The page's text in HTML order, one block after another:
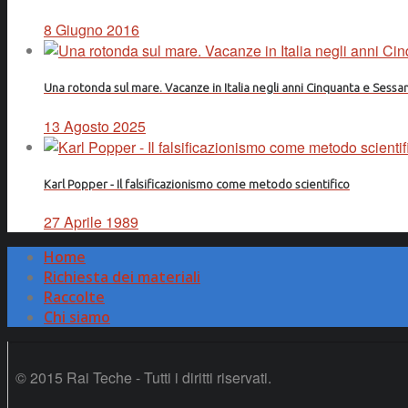
8 Giugno 2016
Una rotonda sul mare. Vacanze in Italia negli anni Cinquanta e
13 Agosto 2025
Karl Popper - Il falsificazionismo come metodo scientifico
27 Aprile 1989
Home
Richiesta dei materiali
Raccolte
Chi siamo
© 2015 Rai Teche - Tutti i diritti riservati.